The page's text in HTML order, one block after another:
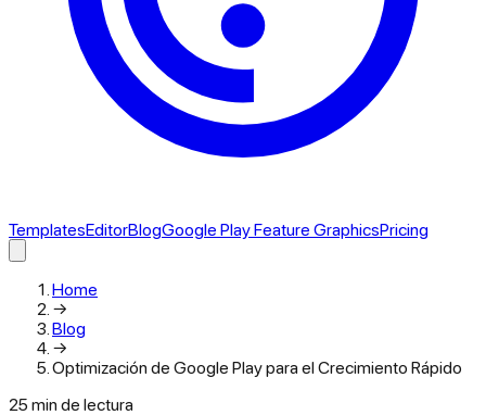
TemplatesEditorBlogGoogle Play Feature GraphicsPricing
Home
→
Blog
→
Optimización de Google Play para el Crecimiento Rápido
25 min de lectura